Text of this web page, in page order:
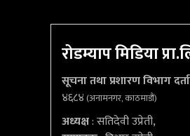
रोडम्याप मिडिया
सूचना तथा प्रशारण विभाग
४६८४(अनामनगर, काठमाडौं)
अध्यक्ष: सतिदेवी उप्रेती,